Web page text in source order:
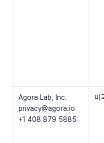
Agora Lab, Inc.
privacy@agora.io
+1 408 879 5885
미